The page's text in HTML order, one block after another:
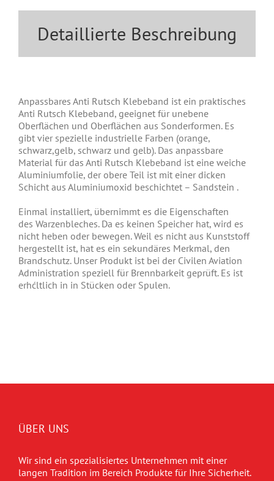
Detaillierte Beschreibung
Anpassbares Anti Rutsch Klebeband ist ein praktisches
Anti Rutsch Klebeband, geeignet für unebene
Oberflächen und Oberflächen aus Sonderformen. Es
gibt vier spezielle industrielle Farben (orange,
schwarz,gelb, schwarz und gelb). Das anpassbare
Material für das Anti Rutsch Klebeband ist eine weiche
Aluminiumfolie, der obere Teil ist mit einer dicken
Schicht aus Aluminiumoxid beschichtet – Sandstein .
Einmal installiert, übernimmt es die Eigenschaften
des Warzenbleches. Da es keinen Speicher hat, wird es
nicht heben oder bewegen. Weil es nicht aus Kunststoff
hergestellt ist, hat es ein sekundäres Merkmal, den
Brandschutz. Unser Produkt ist bei der Civilen Aviation
Administration speziell für Brennbarkeit geprüft. Es ist
erhćltlich in in Stücken oder Spulen.
ÜBER UNS
Wir sind ein spezialisiertes Unternehmen mit einer
langen Tradition im Bereich Produkte für Ihre Sicherheit.